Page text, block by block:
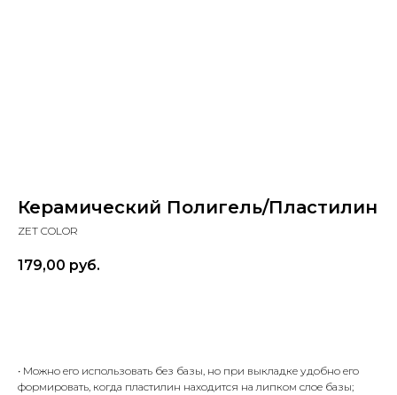
Керамический Полигель/Пластилин
ZET COLOR
179,00 руб.
• Можно его использовать без базы, но при выкладке удобно его
формировать, когда пластилин находится на липком слое базы;